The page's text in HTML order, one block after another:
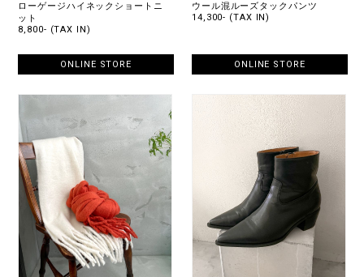
ローゲージハイネックショートニ
ット
8,800- (TAX IN)
ONLINE STORE
ウール混ルーズタックパンツ
14,300- (TAX IN)
ONLINE STORE